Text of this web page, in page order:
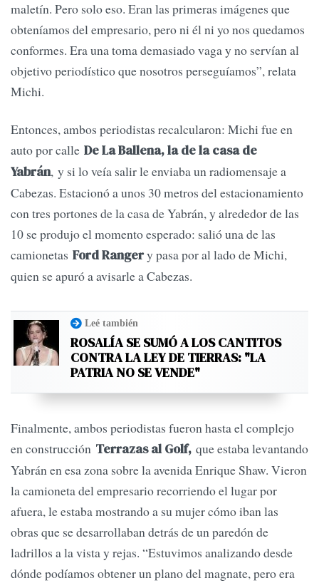
maletín. Pero solo eso. Eran las primeras imágenes que
obteníamos del empresario, pero ni él ni yo nos quedamos
conformes. Era una toma demasiado vaga y no servían al
objetivo periodístico que nosotros perseguíamos”, relata
Michi.
Entonces, ambos periodistas recalcularon: Michi fue en
auto por calle De La Ballena, la de la casa de
Yabrán, y si lo veía salir le enviaba un radiomensaje a
Cabezas. Estacionó a unos 30 metros del estacionamiento
con tres portones de la casa de Yabrán, y alrededor de las
10 se produjo el momento esperado: salió una de las
camionetas Ford Rangery pasa por al lado de Michi,
quien se apuró a avisarle a Cabezas.
Leé también
ROSALÍA SE SUMÓ A LOS CANTITOS
CONTRA LA LEY DE TIERRAS: "LA
PATRIA NO SE VENDE"
Finalmente, ambos periodistas fueron hasta el complejo
en construcción Terrazas al Golf, que estaba levantando
Yabrán en esa zona sobre la avenida Enrique Shaw. Vieron
la camioneta del empresario recorriendo el lugar por
afuera, le estaba mostrando a su mujer cómo iban las
obras que se desarrollaban detrás de un paredón de
ladrillos a la vista y rejas. “Estuvimos analizando desde
dónde podíamos obtener un plano del magnate, pero era